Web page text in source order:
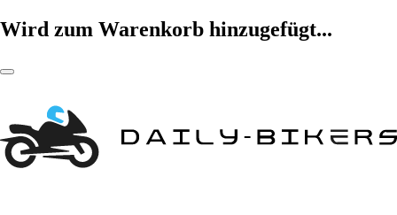
Wird zum Warenkorb hinzugefügt...